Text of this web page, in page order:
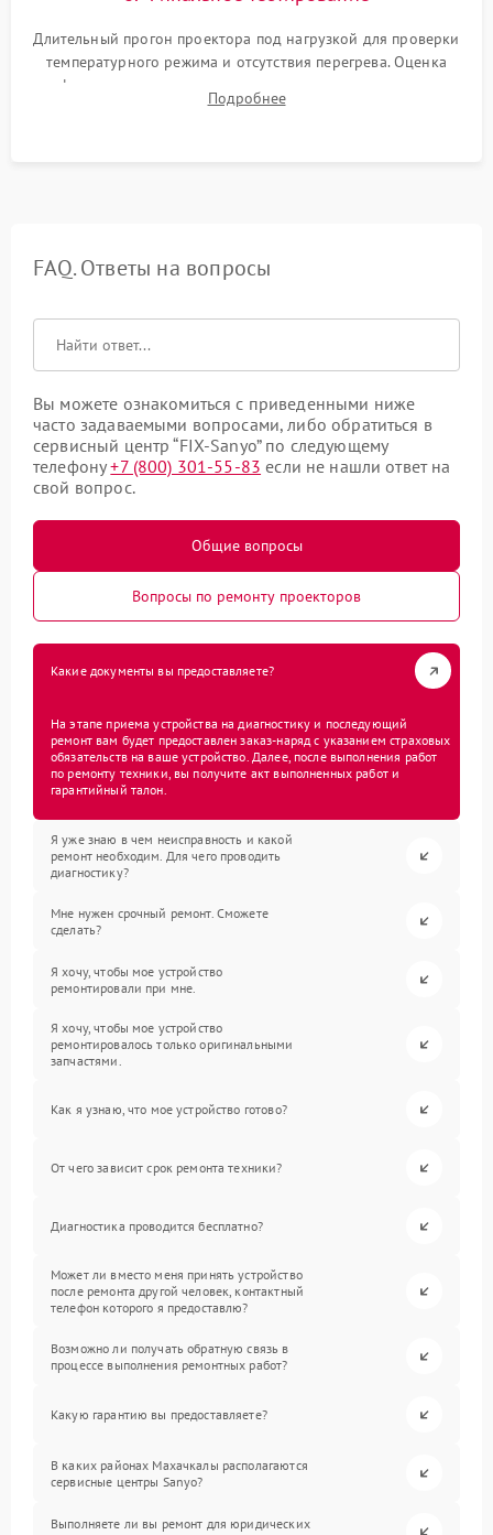
Длительный прогон проектора под нагрузкой для проверки
температурного режима и отсутствия перегрева. Оценка
фокуса, контрастности и цветопередачи на тестовых
таблицах. Проверка работы всех видеовходов и кнопок
Подробнее
FAQ. Ответы на вопросы
Вы можете ознакомиться с приведенными ниже
часто задаваемыми вопросами, либо обратиться в
сервисный центр “FIX-Sanyo” по следующему
телефону+7 (800) 301-55-83 если не нашли ответ на
свой вопрос.
Общие вопросы
Вопросы по ремонту проекторов
Какие документы вы предоставляете?
На этапе приема устройства на диагностику и последующий
ремонт вам будет предоставлен заказ-наряд с указанием страховых
обязательств на ваше устройство. Далее, после выполнения работ
по ремонту техники, вы получите акт выполненных работ и
гарантийный талон.
Я уже знаю в чем неисправность и какой
ремонт необходим. Для чего проводить
диагностику?
Мне нужен срочный ремонт. Сможете
сделать?
Я хочу, чтобы мое устройство
ремонтировали при мне.
Я хочу, чтобы мое устройство
ремонтировалось только оригинальными
запчастями.
Как я узнаю, что мое устройство готово?
От чего зависит срок ремонта техники?
Диагностика проводится бесплатно?
Может ли вместо меня принять устройство
после ремонта другой человек, контактный
телефон которого я предоставлю?
Возможно ли получать обратную связь в
процессе выполнения ремонтных работ?
Какую гарантию вы предоставляете?
В каких районах Махачкалы располагаются
сервисные центры Sanyo?
Выполняете ли вы ремонт для юридических